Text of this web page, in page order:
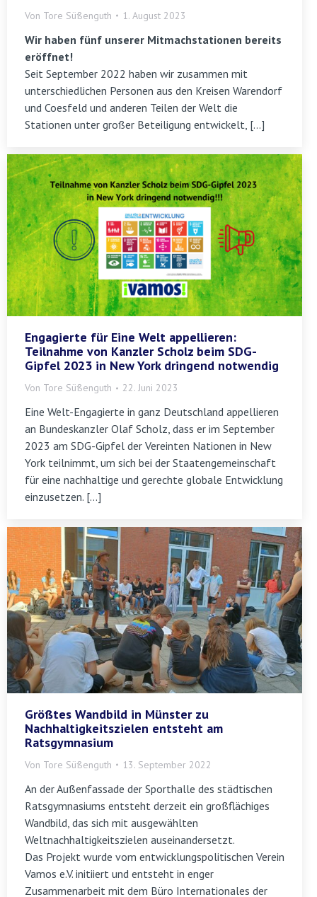
Von Tore Süßenguth 1. August 2023
Wir haben fünf unserer Mitmachstationen bereits
eröffnet!
Seit September 2022 haben wir zusammen mit
unterschiedlichen Personen aus den Kreisen Warendorf
und Coesfeld und anderen Teilen der Welt die
Stationen unter großer Beteiligung entwickelt, […]
Engagierte für Eine Welt appellieren:
Teilnahme von Kanzler Scholz beim SDG-
Gipfel 2023 in New York dringend notwendig
Von Tore Süßenguth 22. Juni 2023
Eine Welt-Engagierte in ganz Deutschland appellieren
an Bundeskanzler Olaf Scholz, dass er im September
2023 am SDG-Gipfel der Vereinten Nationen in New
York teilnimmt, um sich bei der Staatengemeinschaft
für eine nachhaltige und gerechte globale Entwicklung
einzusetzen. […]
Größtes Wandbild in Münster zu
Nachhaltigkeitszielen entsteht am
Ratsgymnasium
Von Tore Süßenguth 13. September 2022
An der Außenfassade der Sporthalle des städtischen
Ratsgymnasiums entsteht derzeit ein großflächiges
Wandbild, das sich mit ausgewählten
Weltnachhaltigkeitszielen auseinandersetzt.
Das Projekt wurde vom entwicklungspolitischen Verein
Vamos e.V. initiiert und entsteht in enger
Zusammenarbeit mit dem Büro Internationales der